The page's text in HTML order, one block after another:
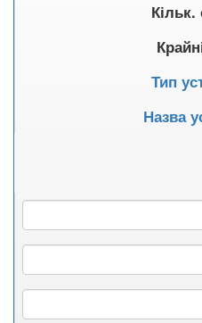
Кільк.
Тип
Назва